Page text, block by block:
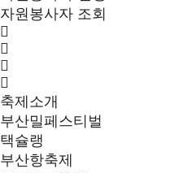
자원봉사자 조회
축제소개
부산밀페스티벌
택슐랭
부산항축제